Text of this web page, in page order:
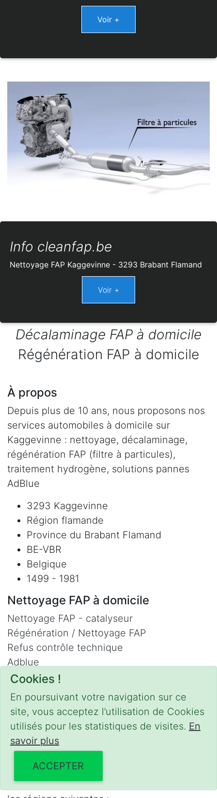
Cookies !
En poursuivant votre navigation sur ce
site, vous acceptez l’utilisation de Cookies
utilisés pour les statistiques de visites. En
savoir plus
ACCEPTER
Voir +
Info cleanfap.be
Nettoyage FAP Kaggevinne - 3293 Brabant Flamand
Décalaminage FAP à domicile
Régénération FAP à domicile
À propos
Depuis plus de 10 ans, nous proposons nos
services automobiles à domicile sur
Kaggevinne : nettoyage, décalaminage,
régénération FAP (filtre à particules),
traitement hydrogène, solutions pannes
AdBlue
3293 Kaggevinne
Région flamande
Province du Brabant Flamand
BE-VBR
Belgique
1499 - 1981
Nettoyage FAP à domicile
Nettoyage FAP - catalyseur
Régénération / Nettoyage FAP
Refus contrôle technique
Adblue
Nettoyage Hydrogène
Contact
Phone :0475 47 20 19
Email :mobilii@tcontact.me
Décalaminage & Régénération FAP à
domicile
Interventions urgentes sur la Belgique dans